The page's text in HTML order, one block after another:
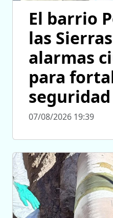
El barrio
las
alarmas
para
07/08/2026 19:39